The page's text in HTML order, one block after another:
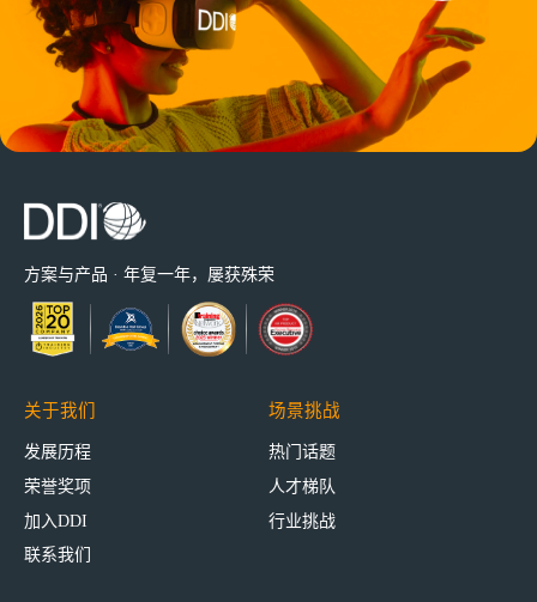
方案与产品 · 年复一年，屡获殊荣
关于我们
发展历程
荣誉奖项
加入DDI
联系我们
场景挑战
热门话题
人才梯队
行业挑战